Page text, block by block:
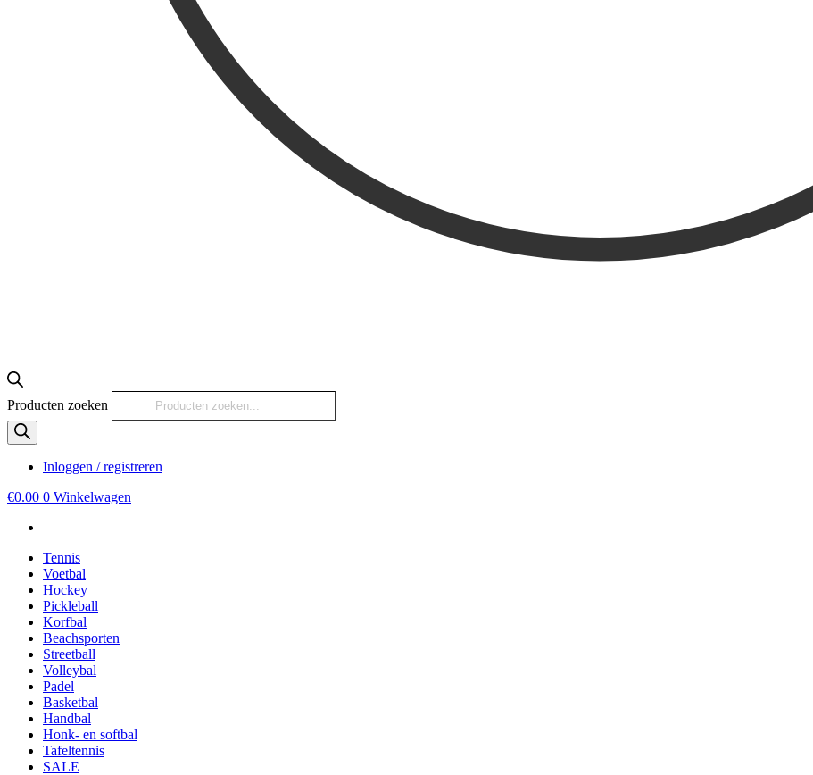
Producten zoeken
Inloggen / registreren
€0.00 0 Winkelwagen
Tennis
Voetbal
Hockey
Pickleball
Korfbal
Beachsporten
Streetball
Volleybal
Padel
Basketbal
Handbal
Honk- en softbal
Tafeltennis
SALE